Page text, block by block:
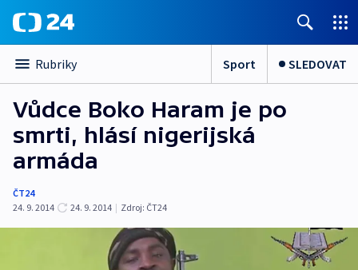
Rubriky Sport SLEDOVAT
Vůdce Boko Haram je po
smrti, hlásí nigerijská
armáda
ČT24
24. 9. 2014
24. 9. 2014 | Zdroj: ČT24